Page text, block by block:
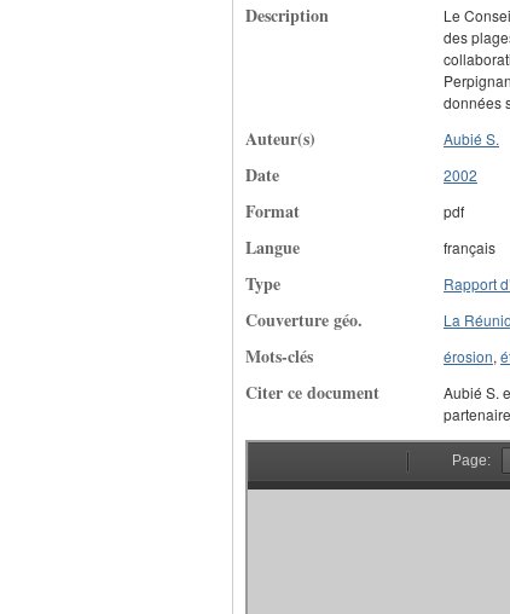
Description
Le
des
données
Auteur(s) Aubié S.
Date 2002
Format pdf
Langue français
Type Rapport
Couverture géo. La
Mots-clés érosion,
Citer ce document
Aubié S.